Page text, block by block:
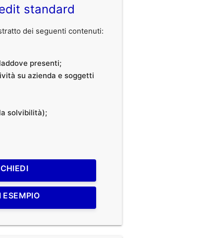
standard
dei seguenti contenuti:
presenti;
su azienda e soggetti
solvibilità);
ESEMPIO